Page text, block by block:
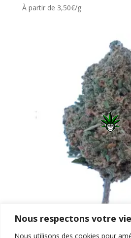
Nous respectons votre
Nous utilisons des cookies pour
À partir de 3,50€/g
Fleur CBD Glasshouse Golden
À partir de 2,00€/g